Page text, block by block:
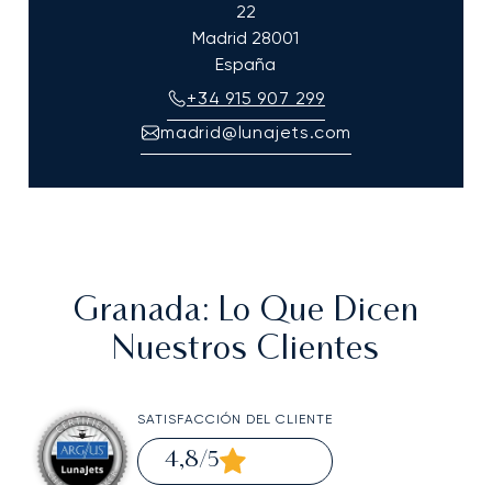
22
Madrid 28001
España
+34 915 907 299
madrid@lunajets.com
Granada: Lo Que Dicen
Nuestros Clientes
SATISFACCIÓN DEL CLIENTE
4,8/5